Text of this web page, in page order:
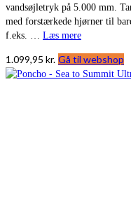
vandsøjletryk på 5.000 mm.
med forstærkede hjørner til
f.eks. … Læs mere
1.099,95 kr. Gå til webshop